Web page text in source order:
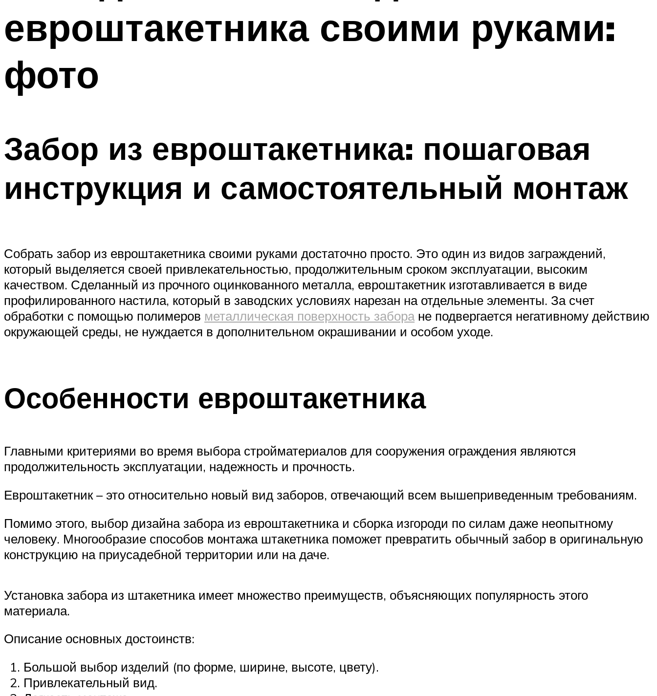
евроштакетника своими руками:
фото
Забор из евроштакетника: пошаговая
инструкция и самостоятельный монтаж
Собрать забор из евроштакетника своими руками достаточно просто. Это один из видов заграждений,
который выделяется своей привлекательностью, продолжительным сроком эксплуатации, высоким
качеством. Сделанный из прочного оцинкованного металла, евроштакетник изготавливается в виде
профилированного настила, который в заводских условиях нарезан на отдельные элементы. За счет
обработки с помощью полимеров металлическая поверхность заборане подвергается негативному действию
окружающей среды, не нуждается в дополнительном окрашивании и особом уходе.
Особенности евроштакетника
Главными критериями во время выбора стройматериалов для сооружения ограждения являются
продолжительность эксплуатации, надежность и прочность.
Евроштакетник – это относительно новый вид заборов, отвечающий всем вышеприведенным требованиям.
Помимо этого, выбор дизайна забора из евроштакетника и сборка изгороди по силам даже неопытному
человеку. Многообразие способов монтажа штакетника поможет превратить обычный забор в оригинальную
конструкцию на приусадебной территории или на даче.
Установка забора из штакетника имеет множество преимуществ, объясняющих популярность этого
материала.
Описание основных достоинств:
Большой выбор изделий (по форме, ширине, высоте, цвету).
Привлекательный вид.